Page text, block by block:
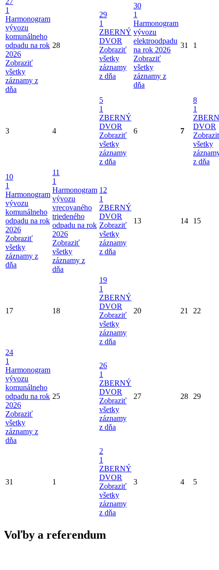
1
Harmonogram
vývozu
komunálneho
odpadu na rok
2026
Zobraziť
všetky
záznamy z
dňa
28
29
1
ZBERNÝ
DVOR
Zobraziť
všetky
záznamy
z dňa
30
1
Harmonogram
vývozu
elektroodpadu
na rok 2026
Zobraziť
všetky
záznamy z
dňa
31 1
3 4
5
1
ZBERNÝ
DVOR
Zobraziť
všetky
záznamy
z dňa
6 7
8
1
DVOR
všetky
z dňa
10
1
Harmonogram
vývozu
komunálneho
odpadu na rok
2026
Zobraziť
všetky
záznamy z
dňa
11
1
Harmonogram
vývozu
vrecovaného
triedeného
odpadu na rok
2026
Zobraziť
všetky
záznamy z
dňa
12
1
ZBERNÝ
DVOR
Zobraziť
všetky
záznamy
z dňa
13 14 15
17 18
19
1
ZBERNÝ
DVOR
Zobraziť
všetky
záznamy
z dňa
20 21 22
24
1
Harmonogram
vývozu
komunálneho
odpadu na rok
2026
Zobraziť
všetky
záznamy z
dňa
25
26
1
ZBERNÝ
DVOR
Zobraziť
všetky
záznamy
z dňa
27 28 29
31 1
2
1
ZBERNÝ
DVOR
Zobraziť
všetky
záznamy
z dňa
3 4 5
Voľby a referendum